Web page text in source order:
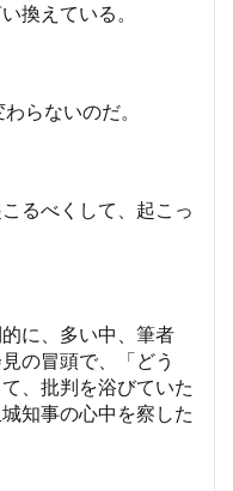
換えている。
らないのだ。
るべくして、起こっ
に、多い中、筆者
の冒頭で、「どう
、批判を浴びていた
知事の心中を察した